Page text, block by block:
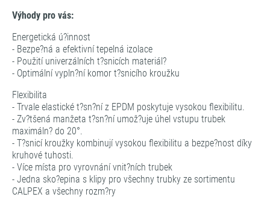
Výhody pro vás:
Energetická ú?innost
- Bezpe?ná a efektivní tepelná izolace
- Použití univerzálních t?snicích materiál?
- Optimální vypln?ní komor t?snicího kroužku
Flexibilita
- Trvale elastické t?sn?ní z EPDM poskytuje vysokou flexibilitu.
- Zv?tšená manžeta t?sn?ní umož?uje úhel vstupu trubek
maximáln? do 20°.
- T?snicí kroužky kombinují vysokou flexibilitu a bezpe?nost díky
kruhové tuhosti.
- Více místa pro vyrovnání vnit?ních trubek
- Jedna sko?epina s klipy pro všechny trubky ze sortimentu
CALPEX a všechny rozm?ry